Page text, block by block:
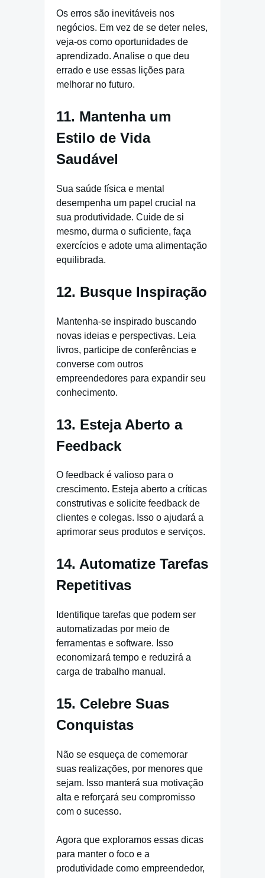
Os erros são inevitáveis nos
negócios. Em vez de se deter neles,
veja-os como oportunidades de
aprendizado. Analise o que deu
errado e use essas lições para
melhorar no futuro.
11. Mantenha um
Estilo de Vida
Saudável
Sua saúde física e mental
desempenha um papel crucial na
sua produtividade. Cuide de si
mesmo, durma o suficiente, faça
exercícios e adote uma alimentação
equilibrada.
12. Busque Inspiração
Mantenha-se inspirado buscando
novas ideias e perspectivas. Leia
livros, participe de conferências e
converse com outros
empreendedores para expandir seu
conhecimento.
13. Esteja Aberto a
Feedback
O feedback é valioso para o
crescimento. Esteja aberto a críticas
construtivas e solicite feedback de
clientes e colegas. Isso o ajudará a
aprimorar seus produtos e serviços.
14. Automatize Tarefas
Repetitivas
Identifique tarefas que podem ser
automatizadas por meio de
ferramentas e software. Isso
economizará tempo e reduzirá a
carga de trabalho manual.
15. Celebre Suas
Conquistas
Não se esqueça de comemorar
suas realizações, por menores que
sejam. Isso manterá sua motivação
alta e reforçará seu compromisso
com o sucesso.
Agora que exploramos essas dicas
para manter o foco e a
produtividade como empreendedor,